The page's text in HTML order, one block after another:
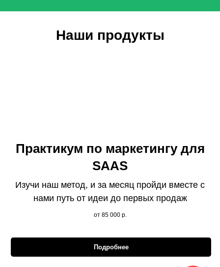
Наши продукты
Практикум по маркетингу для
SAAS
Изучи наш метод, и за месяц пройди вместе с
нами путь от идеи до первых продаж
от 85 000 р.
Подробнее